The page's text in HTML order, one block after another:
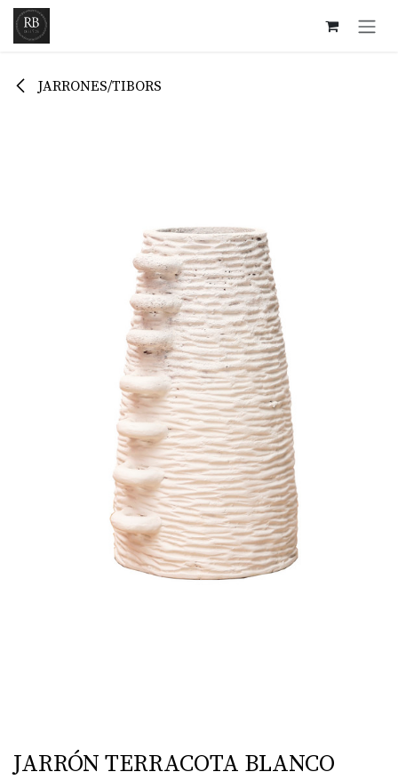
Ir al contenido
JARRONES/TIBORS
JARRÓN TERRACOTA BLANCO